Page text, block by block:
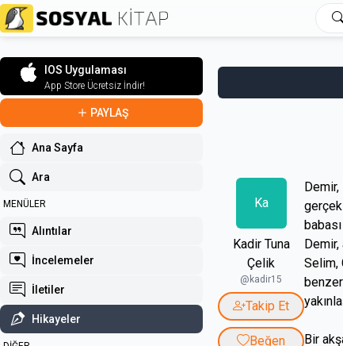
IOS Uygulaması
App Store Ücretsiz İndir!
PAYLAŞ
Ana Sayfa
Ara
MENÜLER
Alıntılar
İncelemeler
İletiler
Hikayeler
Ka
Kadir Tuna
Çelik
@kadir15
Takip Et
Beğen
Demir,
Selim,
Bir